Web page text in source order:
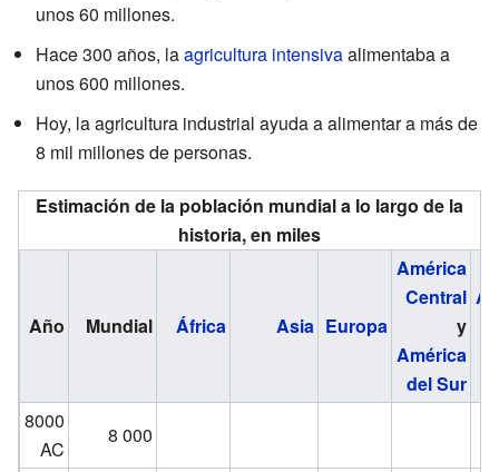
unos 60 millones.
Hace 300 años, laagricultura intensivaalimentaba a
unos 600 millones.
Hoy, la agricultura industrial ayuda a alimentar a más de
8 mil millones de personas.
Estimación de la población mundial a lo largo de la
historia, en miles
Año Mundial África Asia Europa
América
Central
y
América
del Sur
8000
AC
8 000